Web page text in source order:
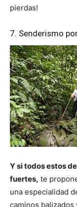
pierdas!
7. Senderismo
Y si todos estos
fuertes, te
una especialidad
caminos